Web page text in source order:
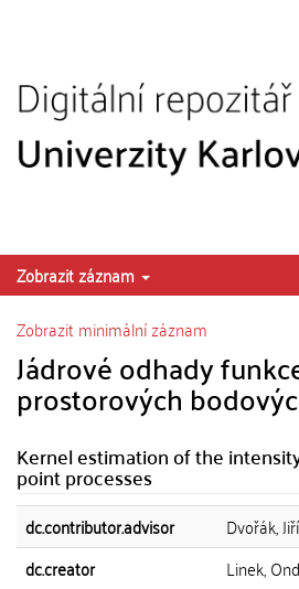
Zobrazit záznam
Zobrazit minimální záznam
Jádrové odhady
prostorových
Kernel estimation of the
point processes
dc.contributor.advisor
Dvořák, Jiří
dc.creator
Linek,